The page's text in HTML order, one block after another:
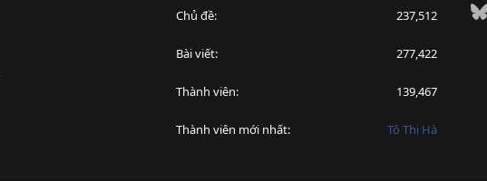
Chủ đề 237,512
Bài viết 277,422
Thành viên 139,467
Thành viên mới nhất Tô Thị Hà